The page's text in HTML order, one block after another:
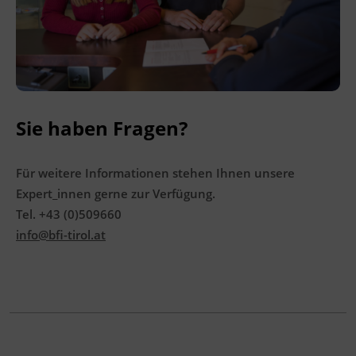
Sie haben Fragen?
Für weitere Informationen stehen Ihnen unsere
Expert_innen gerne zur Verfügung.
Tel. +43 (0)509660
info@bfi-tirol.at